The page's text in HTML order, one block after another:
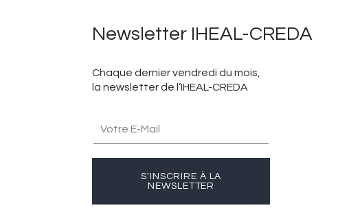
Newsletter IHEAL-CREDA
Chaque dernier vendredi du mois,
la newsletter de l’IHEAL-CREDA
S'INSCRIRE À LA
NEWSLETTER